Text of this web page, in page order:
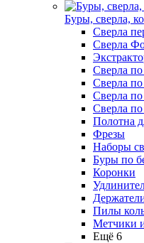
Буры, сверла,
Сверла
Сверла
Сверла
Сверла
Сверла
Сверла по
Полотна
Фрезы
Наборы
Буры по
Коронки
Пилы
Метчики
Ещё 6